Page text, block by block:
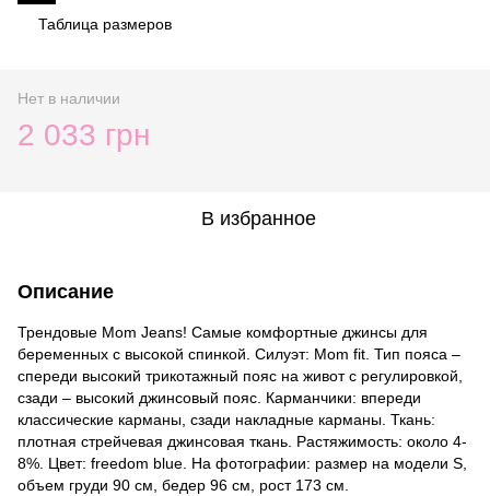
Таблица размеров
Нет в наличии
2 033 грн
В избранное
Описание
Трендовые Mom Jeans! Самые комфортные джинсы для
беременных с высокой спинкой. Силуэт: Mom fit. Тип пояса –
спереди высокий трикотажный пояс на живот с регулировкой,
сзади – высокий джинсовый пояс. Карманчики: впереди
классические карманы, сзади накладные карманы. Ткань:
плотная стрейчевая джинсовая ткань. Растяжимость: около 4-
8%. Цвет: freedom blue. На фотографии: размер на модели S,
объем груди 90 см, бедер 96 см, рост 173 см.